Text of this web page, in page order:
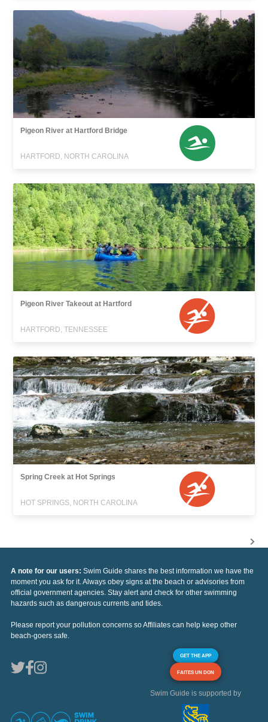
Pigeon River at Hartford Bridge
HARTFORD, NORTH CAROLINA
Pigeon River Takeout at Hartford
HARTFORD, TENNESSEE
Spring Creek at Hot Springs
HOT SPRINGS, NORTH CAROLINA
A note for our users: Swim Guide shares the best information we have the
moment you ask for it. Always obey signs at the beach or advisories from
official government agencies. Stay alert and check for other swimming
hazards such as dangerous currents and tides.
Please report your pollution concerns so Affiliates can help keep other
beach-goers safe.
GET THE APP
FAITES UN DON
Swim Guide is supported by